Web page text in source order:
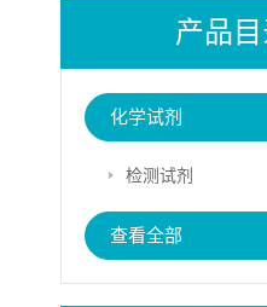
产品
化学试剂
检测试剂
查看全部